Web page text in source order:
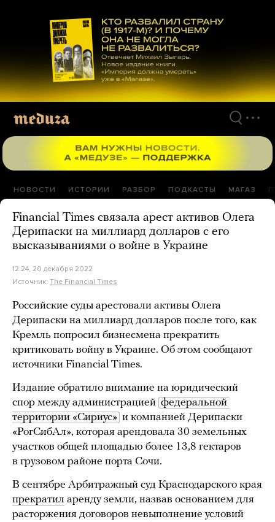
материалам
НОВОСТИ ИСТОРИИ РАЗБОР ПОДКАСТЫ МАГАЗ
Financial Times связала арест активов Олега
Дерипаски на миллиард долларов с его
высказываниями о войне в Украине
12:24, 20 декабря 2022
Источник: The Financial Times
Российские суды арестовали активы Олега
Дерипаски на миллиард долларов после того, как
Кремль попросил бизнесмена прекратить
критиковать войну в Украине. Об этом сообщают
источники Financial Times.
Издание обратило внимание на юридический
спор между администрацией федеральной
территории «Сириус» и компанией Дерипаски
«РогСибАл», которая арендовала 30 земельных
участков общей площадью более 13,8 гектаров
в грузовом районе порта Сочи.
В сентябре Арбитражный суд Краснодарского края
прекратил аренду земли, назвав основанием для
расторжения договоров невыполнение условий